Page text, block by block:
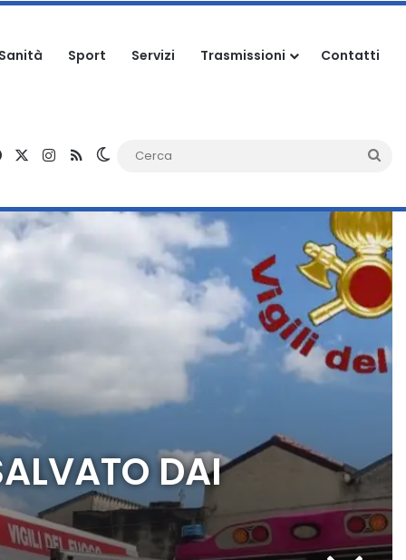
Sport Servizi Trasmissioni Contatti
FacebookInstagram
RSS Cambia aspetto
DAI